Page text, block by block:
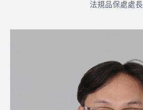
法規品保處處長